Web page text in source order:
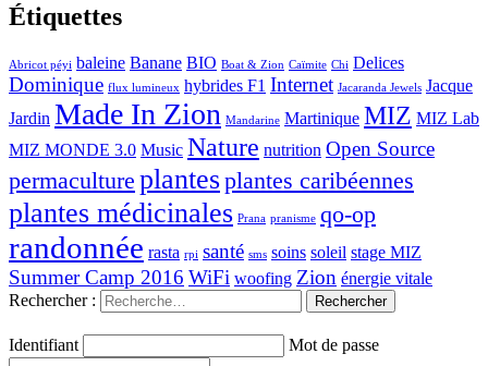
Étiquettes
Abricot péyi baleine Banane BIO Boat & Zion Caïmite Chi Delices
Dominique flux lumineux hybrides F1 Internet Jacaranda Jewels Jacque
Jardin Made In Zion Mandarine Martinique MIZ MIZ Lab
MIZ MONDE 3.0 Music Nature nutrition Open Source
permaculture plantesplantes caribéennes
plantes médicinales Prana pranisme qo-op
randonnée rasta rpi santé sms soins soleil stage MIZ
Summer Camp 2016 WiFi woofing Zion énergie vitale
Rechercher :
Identifiant Mot de passe